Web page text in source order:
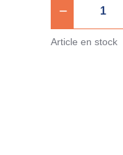
Article en stock